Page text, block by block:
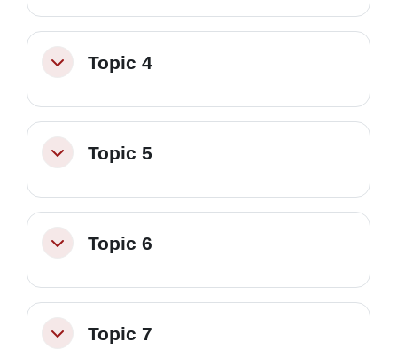
MinimizzaTopic 4
MinimizzaTopic 5
MinimizzaTopic 6
MinimizzaTopic 7